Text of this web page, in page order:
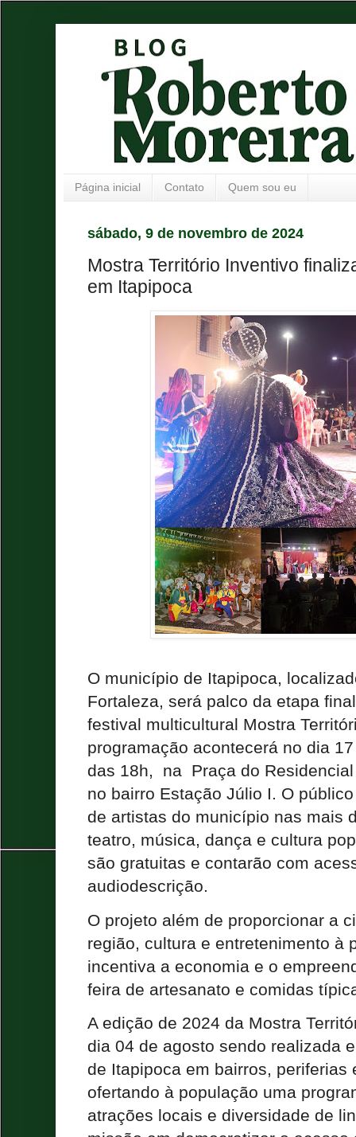
Página inicial Contato Quem sou eu
sábado, 9 de novembro de 2024
Mostra Território Inventivo
em Itapipoca
O município de Itapipoca,
Fortaleza, será palco da etapa
festival multicultural Mostra
programação acontecerá no dia
das 18h, na Praça do
no bairro Estação Júlio I. O
de artistas do município nas mais
teatro, música, dança e cultura
são gratuitas e contarão com
audiodescrição.
O projeto além de proporcionar a
região, cultura e entretenimento à
incentiva a economia e o
feira de artesanato e comidas
A edição de 2024 da Mostra
dia 04 de agosto sendo realizada
de Itapipoca em bairros, periferias
ofertando à população uma
atrações locais e diversidade de